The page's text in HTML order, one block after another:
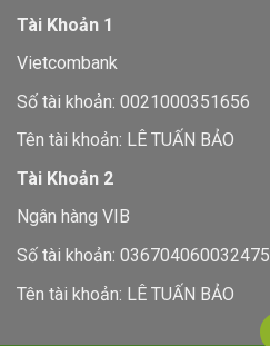
Tài Khoản 1
Vietcombank
Số tài khoản: 0021000351656
Tên tài khoản: LÊ TUẤN BẢO
Tài Khoản 2
Ngân hàng VIB
Số tài khoản: 036704060032475
Tên tài khoản: LÊ TUẤN BẢO